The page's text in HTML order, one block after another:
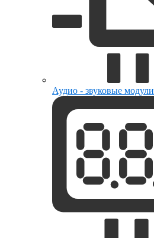
Аудио - звуковые модули